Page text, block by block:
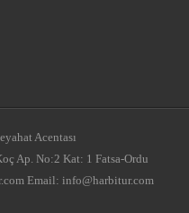
Acentası
Ap. No:2 Kat: 1 Fatsa-Ordu
Email: info@harbitur.com